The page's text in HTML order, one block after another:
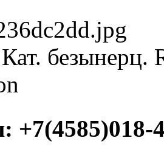
Кат. безынерц.